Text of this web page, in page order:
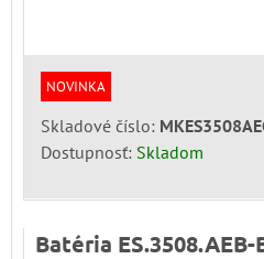
NOVINKA
Skladové číslo:
Dostupnosť: Skladom
Batéria